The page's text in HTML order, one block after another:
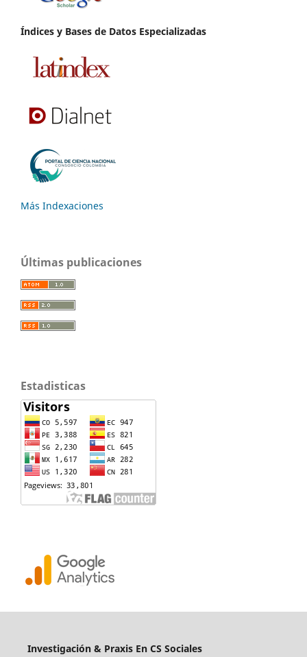
Índices y Bases de Datos Especializadas
Más Indexaciones
Últimas publicaciones
Estadisticas
Investigación & Praxis En CS Sociales